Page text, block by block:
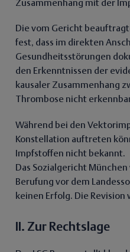
Zusammenhang mit der
Die vom Gericht
fest, dass im direkten
Gesundheitsstörungen
den Erkenntnissen der
kausaler Zusammenhang
Thrombose nicht
Während bei den
Konstellation auftreten
Impfstoffen nicht bekannt.
Das Sozialgericht München
Berufung vor dem
keinen Erfolg. Die
II. Zur Rechtslage